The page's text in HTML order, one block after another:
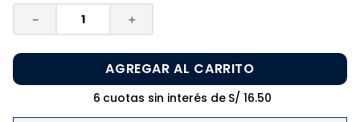
＋
－
AGREGAR AL CARRITO
6 cuotas sin interés de S/ 16.50